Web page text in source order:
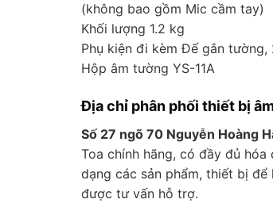
(không bao gồm Mic cầm tay)
Khối lượng 1.2 kg
Phụ kiện đi kèm Đế gắn tường,
Hộp âm tường YS-11A
Địa chỉ phân phối thiết bị
Số 27 ngõ 70 Nguyễn Hoàng
Toa chính hãng, có đầy đủ
dạng các sản phẩm, thiết bị để
được tư vấn hỗ trợ.